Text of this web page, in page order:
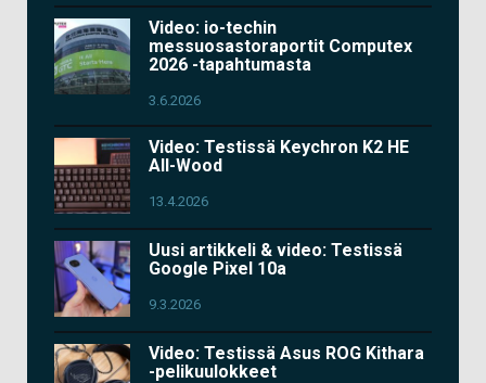
Video: io-techin
messuosastoraportit Computex
2026 -tapahtumasta
3.6.2026
Video: Testissä Keychron K2 HE
All-Wood
13.4.2026
Uusi artikkeli & video: Testissä
Google Pixel 10a
9.3.2026
Video: Testissä Asus ROG Kithara
-pelikuulokkeet